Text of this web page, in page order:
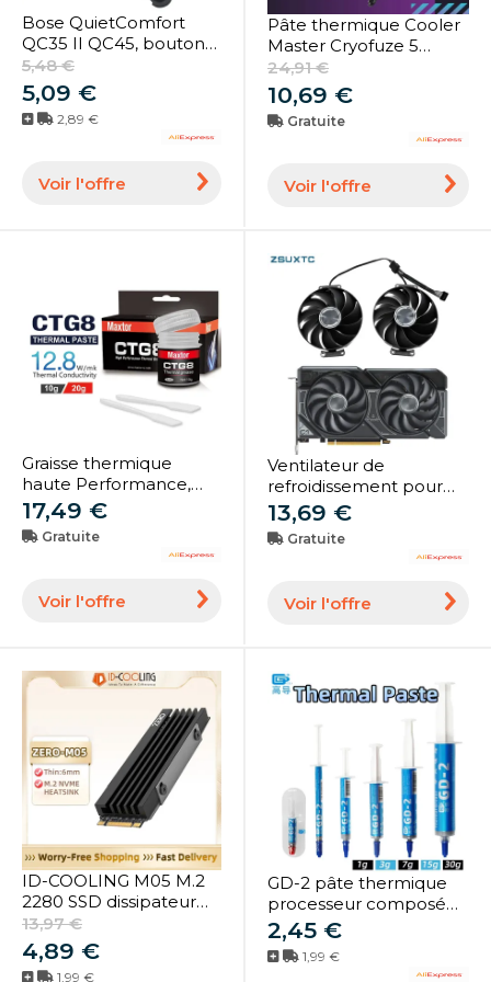
Bose QuietComfort
QC35 II QC45, bouton
d'action de
remplacement, Option
d'annulation du bruit,
contrôle du Volume,
curseur de puissance,
5,48 €
5,09 €
2,89 €
Voir l'offre
Pâte thermique Cooler
Master Cryofuze 5
12.6W 14W, composé de
conduction thermique,
graisse pour ordinateur,
PC, portable, CPU, GPU,
24,91 €
10,69 €
Gratuite
Voir l'offre
Graisse thermique
haute Performance,
processeur mk CTG8
12.8g 5G, pâte
thermique pour
dissipateur thermique,
200 W
17,49 €
Gratuite
Voir l'offre
Ventilateur de
refroidissement pour
carte graphique ASUS
GeForce RTX 4060 Ti
DUAL, 6Pin
RTX4060 4060Ti GPU
13,69 €
Gratuite
Voir l'offre
ID-COOLING M05 M.2
2280 SSD dissipateur
thermique M.2 NVME
radiateur en alliage
d'aluminium radiateur
13,97 €
4,89 €
1,99 €
GD-2 pâte thermique
processeur composé
de graisse Silicone
1/3/7/15/30g 7.5 W/M-K
pour CPU GPU
2,45 €
1,99 €